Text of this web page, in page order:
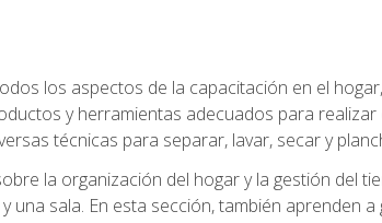
los aspectos de la capacitación en el
y herramientas adecuados para
técnicas para separar, lavar, secar y
la organización del hogar y la gestión del
una sala. En esta sección, también aprenden